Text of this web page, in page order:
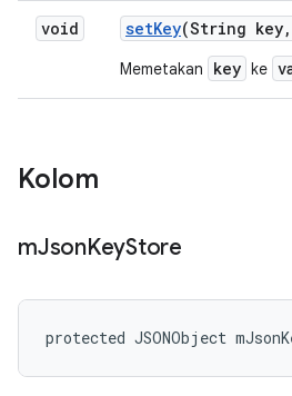
void setKey(String key,
Memetakan key ke
Kolom
mJsonKeyStore
protected JSONObject